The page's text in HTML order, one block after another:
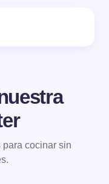
cocinar sin